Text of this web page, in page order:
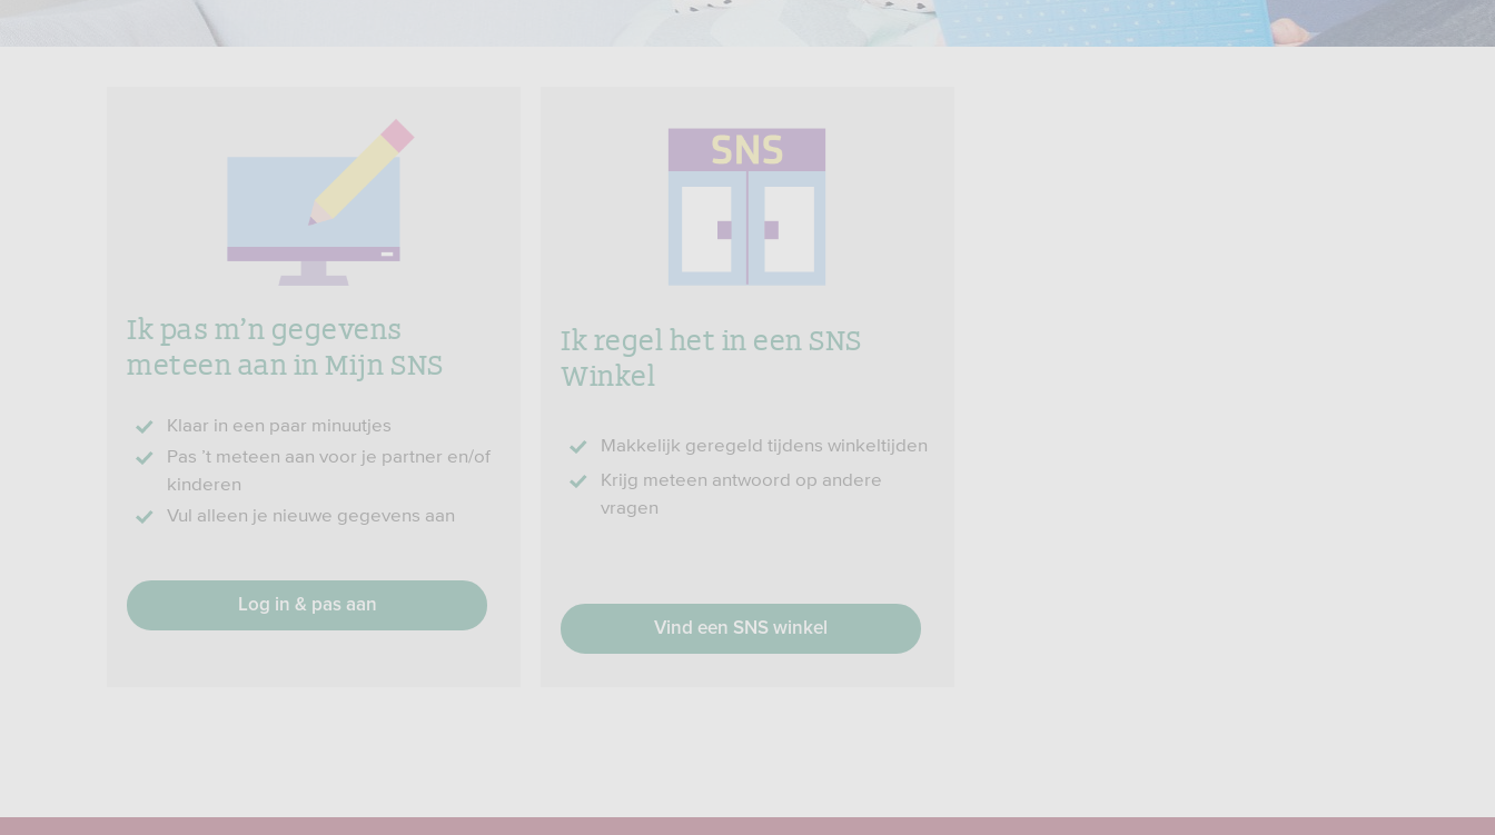
Ik pas m’n gegevens
meteen aan in Mijn SNS
Klaar in een paar minuutjes
Pas ’t meteen aan voor je partner en/of
kinderen
Vul alleen je nieuwe gegevens aan
Log in & pas aan
Ik regel het in een SNS
Winkel
Makkelijk geregeld tijdens winkeltijden
Krijg meteen antwoord op andere
vragen
Vind een SNS winkel